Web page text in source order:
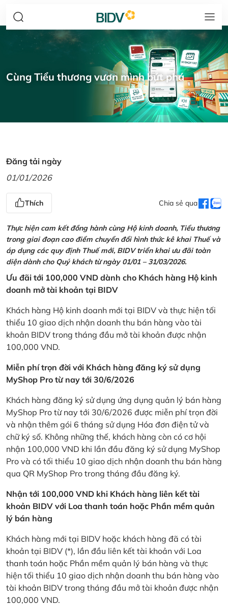
Cùng Tiểu thương vươn mình bứt phá
Đăng tải ngày
01/01/2026
Thích Chia sẻ qua
Thực hiện cam kết đồng hành cùng Hộ kinh doanh, Tiểu thương
trong giai đoạn cao điểm chuyển đổi hình thức kê khai Thuế và
áp dụng các quy định Thuế mới, BIDV triển khai ưu đãi toàn
diện dành cho Quý khách từ ngày 01/01 – 31/03/2026.
Ưu đãi tới 100,000 VND dành cho Khách hàng Hộ kinh
doanh mở tài khoản tại BIDV
Khách hàng Hộ kinh doanh mới tại BIDV và thực hiện tối
thiểu 10 giao dịch nhận doanh thu bán hàng vào tài
khoản BIDV trong tháng đầu mở tài khoản được nhận
100,000 VND.
Miễn phí trọn đời với Khách hàng đăng ký sử dụng
MyShop Pro từ nay tới 30/6/2026
Khách hàng đăng ký sử dụng ứng dụng quản lý bán hàng
MyShop Pro từ nay tới 30/6/2026 được miễn phí trọn đời
và nhận thêm gói 6 tháng sử dụng Hóa đơn điện tử và
chữ ký số. Không những thế, khách hàng còn có cơ hội
nhận 100,000 VND khi lần đầu đăng ký sử dụng MyShop
Pro và có tối thiểu 10 giao dịch nhận doanh thu bán hàng
qua QR MyShop Pro trong tháng đầu đăng ký.
Nhận tới 100,000 VND khi Khách hàng liên kết tài
khoản BIDV với Loa thanh toán hoặc Phần mềm quản
lý bán hàng
Khách hàng mới tại BIDV hoặc khách hàng đã có tài
khoản tại BIDV (*), lần đầu liên kết tài khoản với Loa
thanh toán hoặc Phần mềm quản lý bán hàng và thực
hiện tối thiểu 10 giao dịch nhận doanh thu bán hàng vào
tài khoản BIDV trong tháng đầu mở tài khoản được nhận
100,000 VND.